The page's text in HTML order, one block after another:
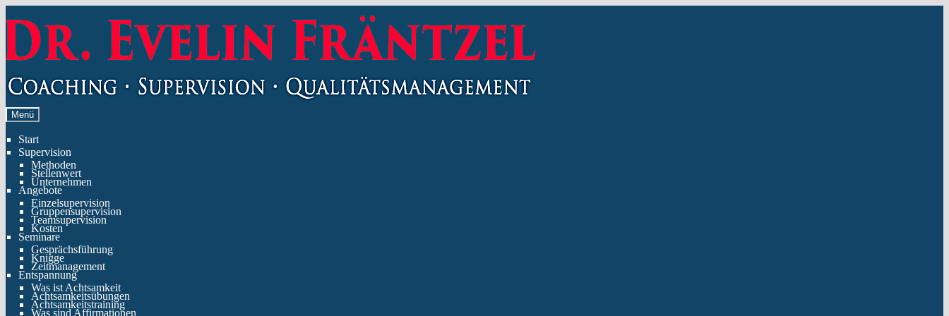
Navigation
springen
Inhalt
springen
Menü
Start
Supervision
Methoden
Stellenwert
Unternehmen
Angebote
Einzelsupervision
Gruppensupervision
Teamsupervision
Kosten
Seminare
Gesprächsführung
Knigge
Zeitmanagement
Entspannung
Was ist Achtsamkeit
Achtsamkeitsübungen
Achtsamkeitstraining
Was sind Affirmationen